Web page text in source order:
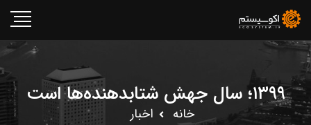
۱۳۹۹؛ سال جهش شتابدهنده‌ها است
خانه اخبار